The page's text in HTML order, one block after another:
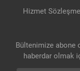
Hizmet
Bültenimize abone
haberdar olmak